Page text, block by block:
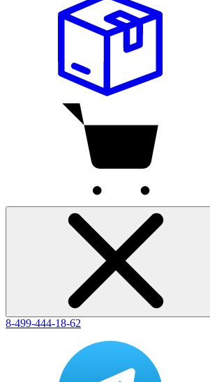
8-499-444-18-62